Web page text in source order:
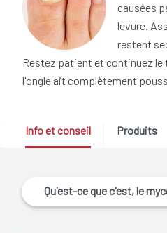
causées
levure.
restent
Restez patient et continuez le
l'ongle ait complètement
Info et conseil Produits
Qu'est-ce que c'est, le